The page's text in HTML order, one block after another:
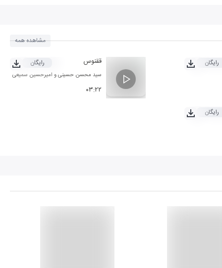
مشاهده همه
رایگان ققنوس
سید محسن حسینیو امیرحسین سمیعی
۰۳:۲۲
رایگان
رایگان